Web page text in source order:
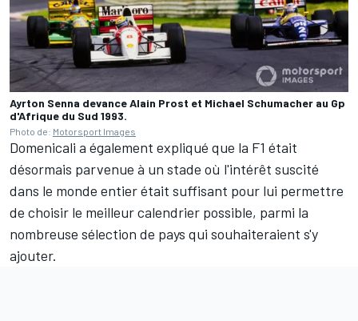
Ayrton Senna devance Alain Prost et Michael Schumacher au Gp
d'Afrique du Sud 1993.
Photo de: Motorsport Images
Domenicali a également expliqué que la F1 était
désormais parvenue à un stade où l'intérêt suscité
dans le monde entier était suffisant pour lui permettre
de choisir le meilleur calendrier possible, parmi la
nombreuse sélection de pays qui souhaiteraient s'y
ajouter.